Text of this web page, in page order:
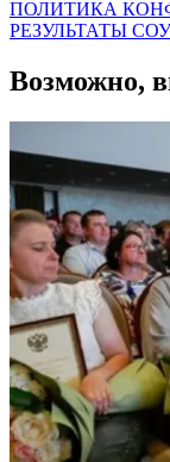
ПОЛИТИКА
РЕЗУЛЬТАТЫ
Возможно,